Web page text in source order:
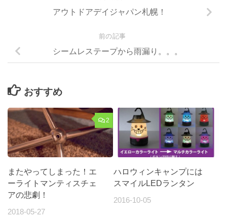
アウトドアデイジャパン札幌！
前の記事
シームレステープから雨漏り。。。
おすすめ
2
またやってしまった！エ
ーライトマンティスチェ
アの悲劇！
2018-05-27
ハロウィンキャンプには
スマイルLEDランタン
2016-10-05